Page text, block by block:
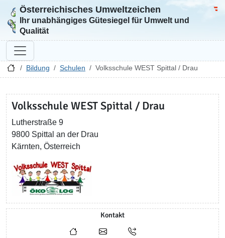
Zur Startseite
Österreichisches Umweltzeichen
Ihr unabhängiges Gütesiegel für Umwelt und
Qualität
Bildung Schulen Volksschule WEST Spittal / Drau
Volksschule WEST Spittal / Drau
Lutherstraße 9
9800 Spittal an der Drau
Kärnten, Österreich
Kontakt